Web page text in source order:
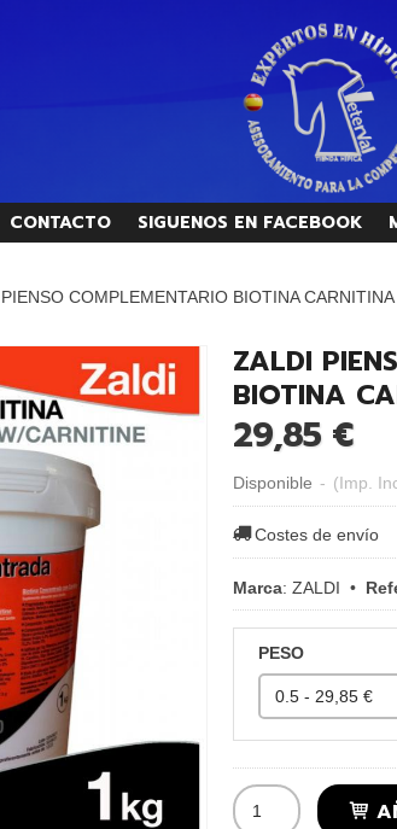
CONTACTO SIGUENOS EN FACEBOOK
COMPLEMENTARIO BIOTINA CARNITINA
ZALDI
BIOTINA
29,85 €
Disponible - (Imp.
Costes de envío
Marca: ZALDI •
PESO